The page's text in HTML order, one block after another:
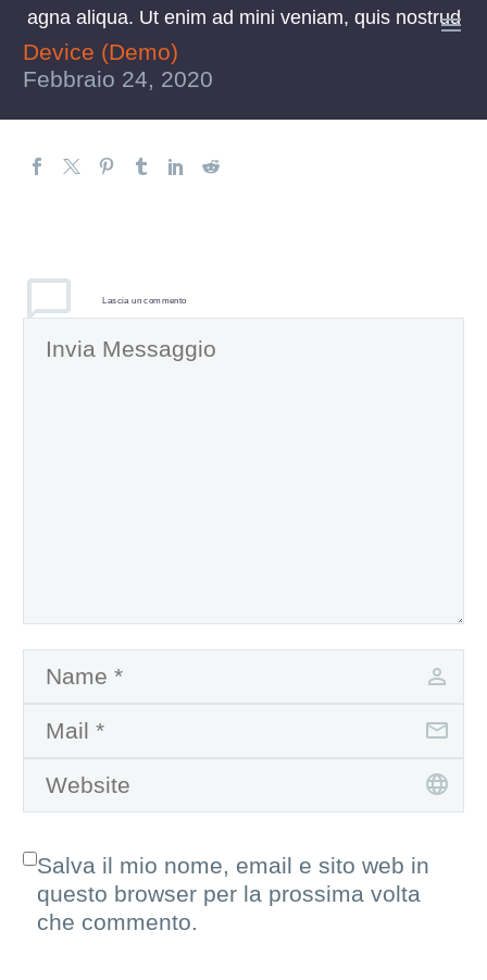
agna aliqua. Ut enim ad mini veniam, quis nostrud

Device (Demo)
Febbraio 24, 2020
Lasciaun commento
Salva il mio nome, email e sito web in
questo browser per la prossima volta
che commento.